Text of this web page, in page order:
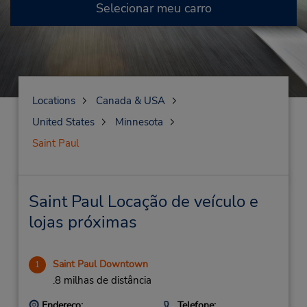
Selecionar meu carro
Locations
Canada & USA
United States
Minnesota
Saint Paul
Saint Paul Locação de veículo e
lojas próximas
1 Saint Paul Downtown
.8 milhas de distância